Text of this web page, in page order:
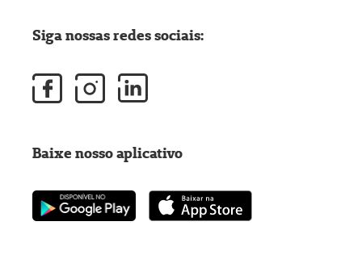
Siga nossas redes sociais:
Baixe nosso aplicativo